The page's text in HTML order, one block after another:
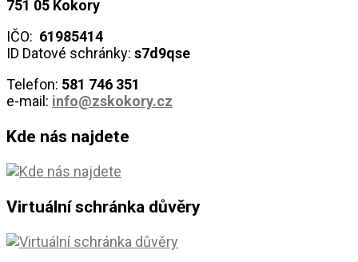
751 05 Kokory
IČO: 61985414
ID Datové schránky: s7d9qse
Telefon: 581 746 351
e-mail: info@zskokory.cz
Kde nás najdete
Virtuální schránka důvěry